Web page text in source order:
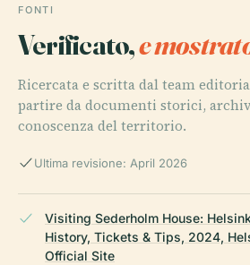
FONTI
Verificato,e
Ricercata e scritta dal team
partire da documenti storici,
conoscenza del territorio.
Ultima revisione: April 2026
Visiting Sederholm House:
History, Tickets & Tips, 2024,
Official Site